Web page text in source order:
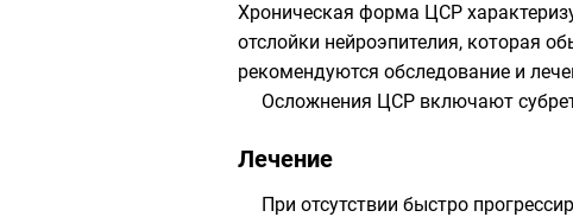
Хроническая форма ЦСР
отслойки нейроэпителия, которая
рекомендуются обследование и
Осложнения ЦСР включают
Лечение
При отсутствии быстро